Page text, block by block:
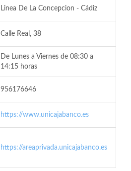
Linea De La Concepcion - Cádiz
Calle Real, 38
De Lunes a Viernes de 08:30 a
14:15 horas
956176646
https://www.unicajabanco.es
https://areaprivada.unicajabanco.es